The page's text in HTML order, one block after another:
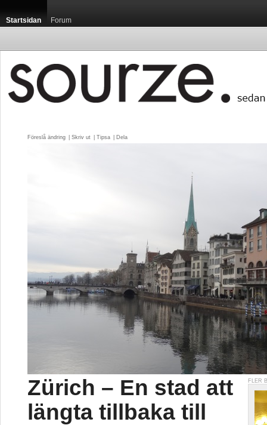
Startsidan Forum
Föreslå ändring Skriv ut Tipsa Dela
FLER
Zürich – En stad att
längta tillbaka till